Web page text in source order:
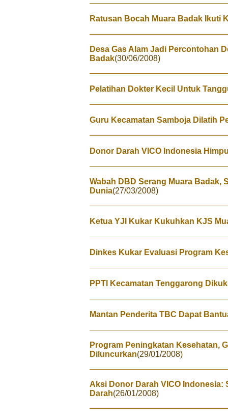
Ratusan Bocah Muara Badak Ikuti
Desa Gas Alam Jadi Percontohan
Badak(30/06/2008)
Pelatihan Dokter Kecil Untuk
Guru Kecamatan Samboja Dilatih
Donor Darah VICO Indonesia
Wabah DBD Serang Muara Badak,
Dunia(27/03/2008)
Ketua YJI Kukar Kukuhkan KJS
Dinkes Kukar Evaluasi Program
PPTI Kecamatan Tenggarong
Mantan Penderita TBC Dapat
Program Peningkatan Kesehatan,
Diluncurkan(29/01/2008)
Aksi Donor Darah VICO Indonesia:
Darah(26/01/2008)